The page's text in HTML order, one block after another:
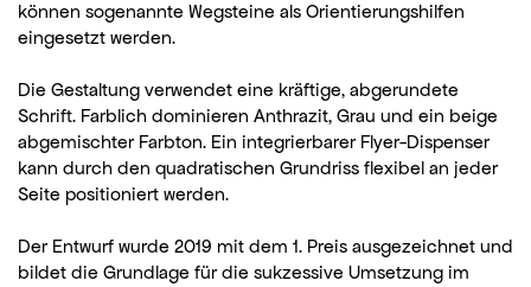
können sogenannte Wegsteine als Orientierungshilfen
eingesetzt werden.
Die Gestaltung verwendet eine kräftige, abgerundete
Schrift. Farblich dominieren Anthrazit, Grau und ein beige
abgemischter Farbton. Ein integrierbarer Flyer-Dispenser
kann durch den quadratischen Grundriss flexibel an jeder
Seite positioniert werden.
Der Entwurf wurde 2019 mit dem 1. Preis ausgezeichnet und
bildet die Grundlage für die sukzessive Umsetzung im